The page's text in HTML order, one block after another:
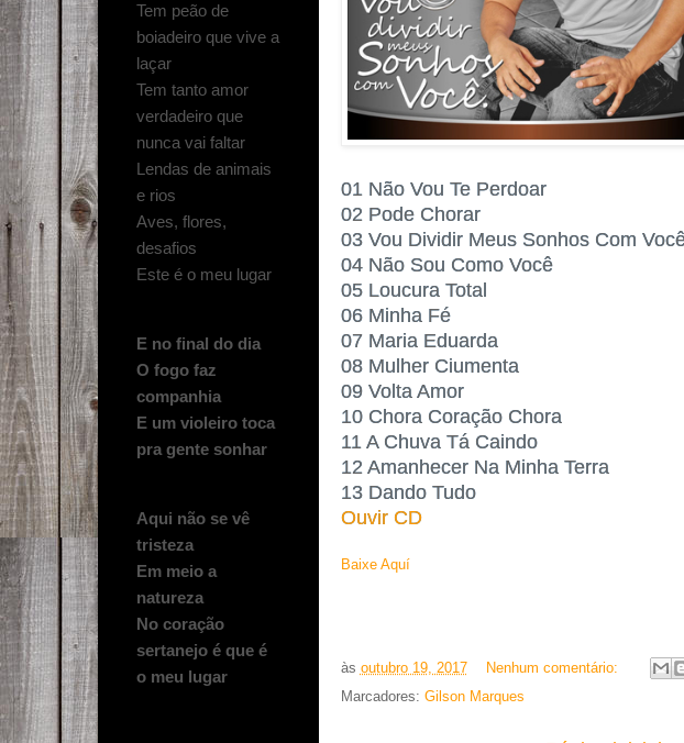
01 Não Vou Te Perdoar
02 Pode Chorar
03 Vou Dividir Meus Sonhos Com
04 Não Sou Como Você
05 Loucura Total
06 Minha Fé
07 Maria Eduarda
08 Mulher Ciumenta
09 Volta Amor
10 Chora Coração Chora
11 A Chuva Tá Caindo
12 Amanhecer Na Minha Terra
13 Dando Tudo
Ouvir CD
Baixe Aquí
às outubro 19, 2017
Nenhum comentário:
Marcadores: Gilson Marques
Tem peão de
boiadeiro que vive a
laçar
Tem tanto amor
verdadeiro que
nunca vai faltar
Lendas de animais
e rios
Aves, flores,
desafios
Este é o meu lugar
E no final do dia
O fogo faz
companhia
E um violeiro toca
pra gente sonhar
Aqui não se vê
tristeza
Em meio a
natureza
No coração
sertanejo é que é
o meu lugar